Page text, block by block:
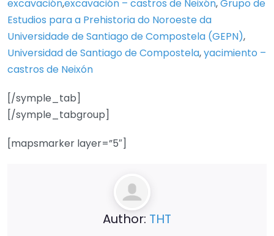
excavación,excavación – castros de Neixón,Grupo de
Estudios para a Prehistoria do Noroeste da
Universidade de Santiago de Compostela (GEPN),
Universidad de Santiago de Compostela,yacimiento –
castros de Neixón
[/symple_tab]
[/symple_tabgroup]
[mapsmarker layer=”5″]
Author: THT